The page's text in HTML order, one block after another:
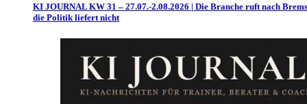
KI JOURNAL KW 31 – 27.07.-2.08.2026 | Die Branche ruft nach
die Politik liefert nicht